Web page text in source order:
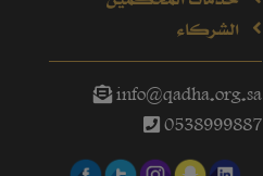
الشركاء
info@qadha.org.sa
0538999887